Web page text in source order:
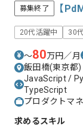
募集終了 【
20代活躍中 30
〜80万円／月
飯田橋(東京都)
JavaScript /
TypeScript
プロダクトマ
求めるスキル